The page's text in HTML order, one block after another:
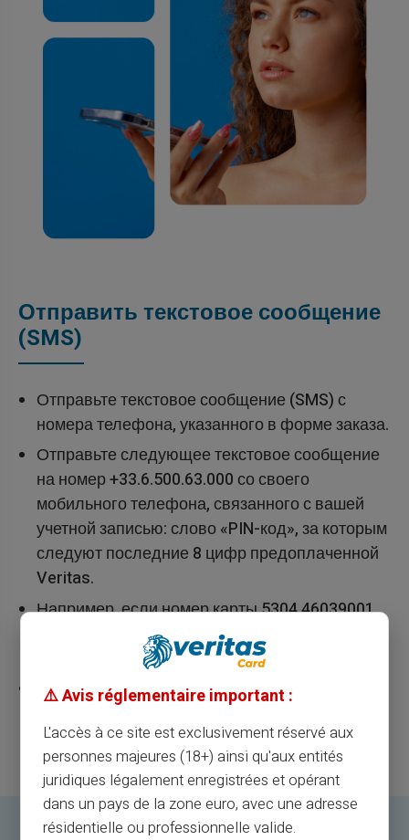
Отправить текстовое сообщение
(SMS)
Отправьте текстовое сообщение (SMS) с
номера телефона, указанного в форме заказа.
Отправьте следующее текстовое сообщение
на номер +33.6.500.63.000 со своего
мобильного телефона, связанного с вашей
учетной записью: слово «PIN-код», за которым
следуют последние 8 цифр предоплаченной
Veritas.
Например, если номер карты 5304 46039001
8001, отправьте следующее сообщение: PIN-
код 9 0 0 1 8 0 0 1
Ваша карта будет активирована, и вы
кодом.
⚠️ Avis réglementaire important :
L'accès à ce site est exclusivement réservé aux
personnes majeures (18+) ainsi qu'aux entités
juridiques légalement enregistrées et opérant
dans un pays de la zone euro, avec une adresse
résidentielle ou professionnelle valide.